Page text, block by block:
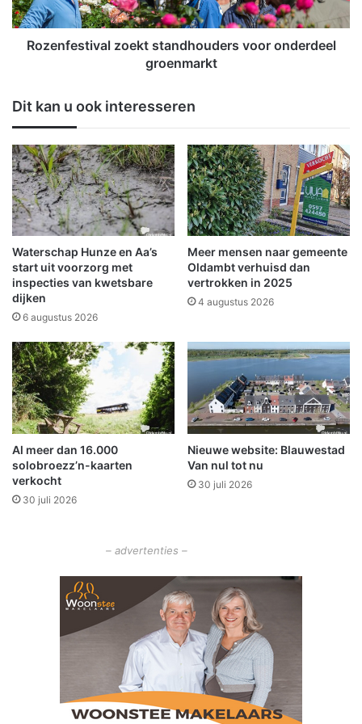
t
r
i
t
k
o
m
t
t
e
v
e
r
v
a
l
e
n
s
t
z
o
e
k
t
s
t
a
n
d
h
o
u
e
r
s
v
o
o
r
o
n
d
Rozenfestival zoekt standhouders voor onderdeel
groenmarkt
Dit kan u ook interesseren
Waterschap Hunze en Aa’s
start uit voorzorg met
inspecties van kwetsbare
dijken
6 augustus 2026
Meer mensen naar gemeente
Oldambt verhuisd dan
vertrokken in 2025
4 augustus 2026
Al meer dan 16.000
solobroezz’n-kaarten
verkocht
30 juli 2026
Nieuwe website: Blauwestad
Van nul tot nu
30 juli 2026
– advertenties –